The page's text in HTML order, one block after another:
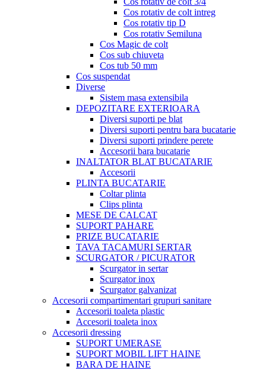
Cos rotativ de colt intreg
Cos rotativ tip D
Cos rotativ Semiluna
Cos Magic de colt
Cos sub chiuveta
Cos tub 50 mm
Cos suspendat
Diverse
Sistem masa extensibila
DEPOZITARE EXTERIOARA
Diversi suporti pe blat
Diversi suporti pentru bara bucatarie
Diversi suporti prindere perete
Accesorii bara bucatarie
INALTATOR BLAT BUCATARIE
Accesorii
PLINTA BUCATARIE
Coltar plinta
Clips plinta
MESE DE CALCAT
SUPORT PAHARE
PRIZE BUCATARIE
TAVA TACAMURI SERTAR
SCURGATOR / PICURATOR
Scurgator in sertar
Scurgator inox
Scurgator galvanizat
Accesorii compartimentari grupuri sanitare
Accesorii toaleta plastic
Accesorii toaleta inox
Accesorii dressing
SUPORT UMERASE
SUPORT MOBIL LIFT HAINE
BARA DE HAINE